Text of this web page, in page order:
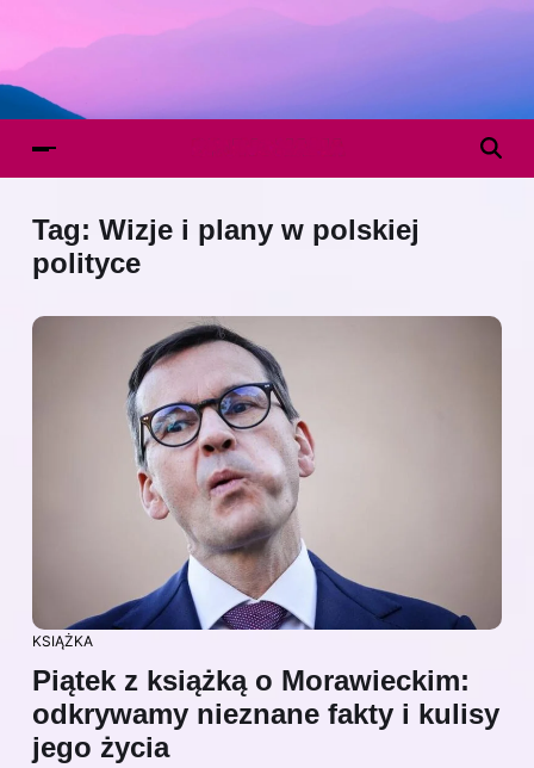
Tag: Wizje i plany w polskiej
polityce
KSIĄŻKA
Piątek z książką o Morawieckim:
odkrywamy nieznane fakty i kulisy
jego życia